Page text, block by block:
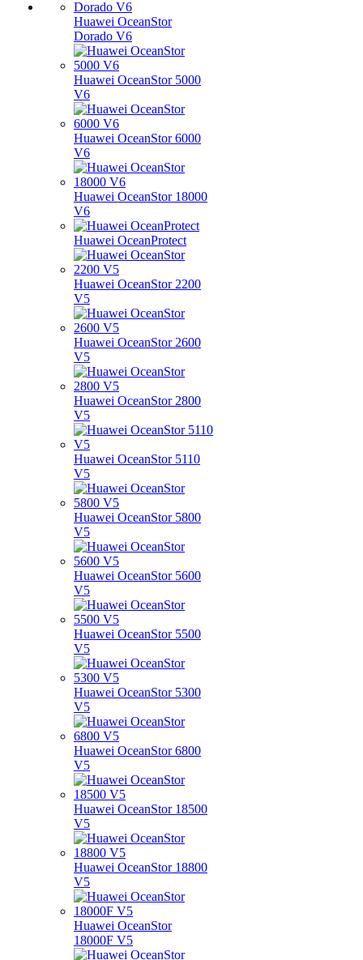
Huawei OceanStor
Dorado V6
Huawei OceanStor 5000
V6
Huawei OceanStor 6000
V6
Huawei OceanStor 18000
V6
Huawei OceanProtect
Huawei OceanStor 2200
V5
Huawei OceanStor 2600
V5
Huawei OceanStor 2800
V5
Huawei OceanStor 5110
V5
Huawei OceanStor 5800
V5
Huawei OceanStor 5600
V5
Huawei OceanStor 5500
V5
Huawei OceanStor 5300
V5
Huawei OceanStor 6800
V5
Huawei OceanStor 18500
V5
Huawei OceanStor 18800
V5
Huawei OceanStor
18000F V5